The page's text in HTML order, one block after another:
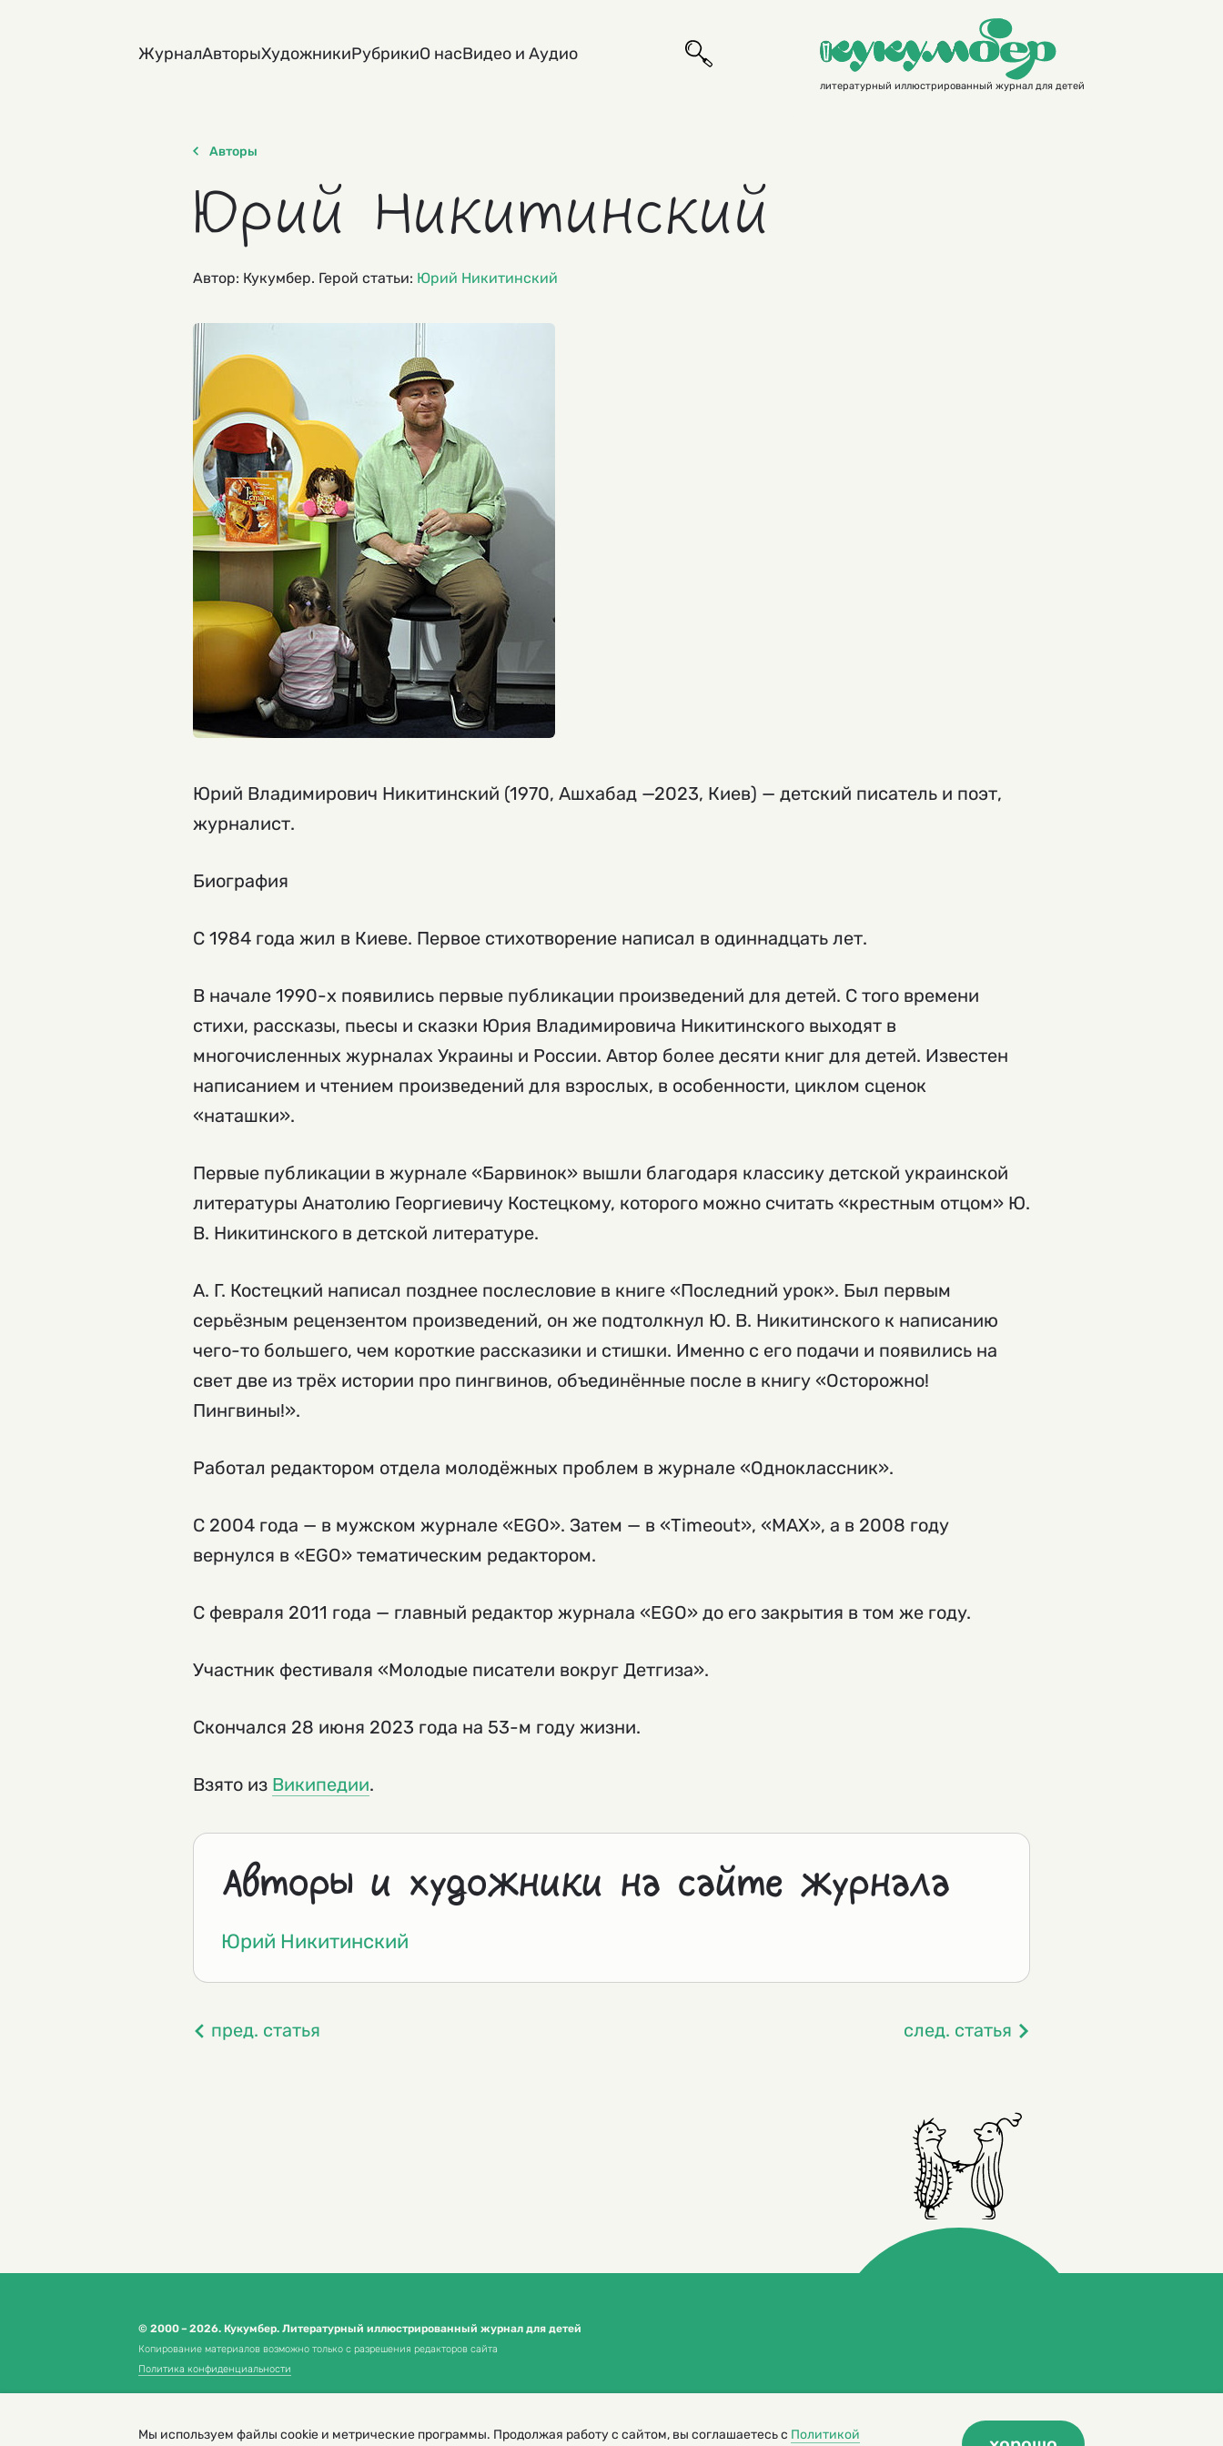
ЖурналАвторыХудожникиРубрикиО насВидео и Аудио
литературный иллюстрированный журнал для детей
Авторы
Юрий Никитинский
Автор: Кукумбер. Герой статьи: Юрий Никитинский
Юрий Владимирович Никитинский (1970, Ашхабад —2023, Киев) — детский писатель и поэт,
журналист.
Биография
С 1984 года жил в Киеве. Первое стихотворение написал в одиннадцать лет.
В начале 1990-х появились первые публикации произведений для детей. С того времени
стихи, рассказы, пьесы и сказки Юрия Владимировича Никитинского выходят в
многочисленных журналах Украины и России. Автор более десяти книг для детей. Известен
написанием и чтением произведений для взрослых, в особенности, циклом сценок
«наташки».
Первые публикации в журнале «Барвинок» вышли благодаря классику детской украинской
литературы Анатолию Георгиевичу Костецкому, которого можно считать «крестным отцом» Ю.
В. Никитинского в детской литературе.
А. Г. Костецкий написал позднее послесловие в книге «Последний урок». Был первым
серьёзным рецензентом произведений, он же подтолкнул Ю. В. Никитинского к написанию
чего-то большего, чем короткие рассказики и стишки. Именно с его подачи и появились на
свет две из трёх истории про пингвинов, объединённые после в книгу «Осторожно!
Пингвины!».
Работал редактором отдела молодёжных проблем в журнале «Одноклассник».
С 2004 года — в мужском журнале «EGO». Затем — в «Timeout», «MAX», а в 2008 году
вернулся в «EGO» тематическим редактором.
С февраля 2011 года — главный редактор журнала «EGO» до его закрытия в том же году.
Участник фестиваля «Молодые писатели вокруг Детгиза».
Скончался 28 июня 2023 года на 53-м году жизни.
Взято из Википедии.
Авторы и художники на сайте журнала
Юрий Никитинский
пред. статья след. статья
© 2000 – 2026. Кукумбер. Литературный иллюстрированный журнал для детей
Копирование материалов возможно только с разрешения редакторов сайта
Политика конфиденциальности
Мы используем файлы cookie и метрические программы. Продолжая работу с сайтом, вы соглашаетесь с Политикой